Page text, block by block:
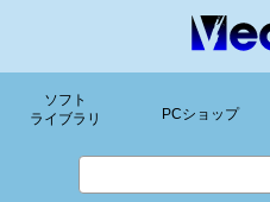
ソフト
ライブラリ
PCショップ